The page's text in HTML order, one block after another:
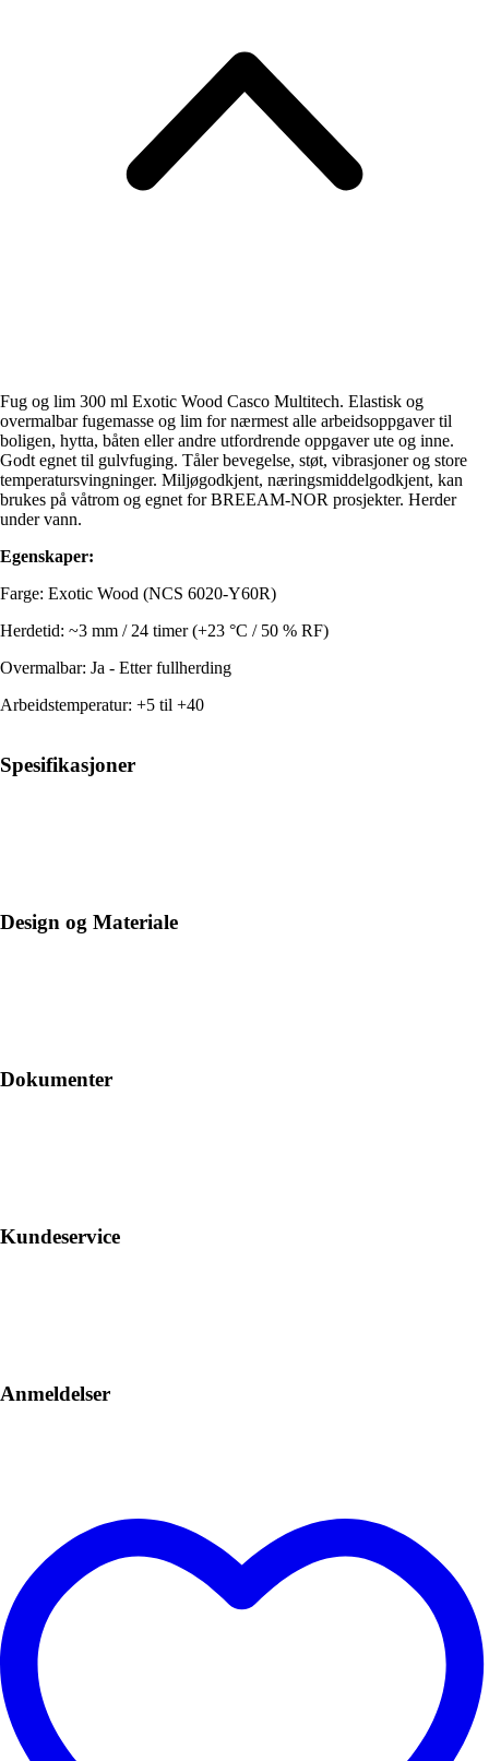
Fug og lim 300 ml Exotic Wood Casco Multitech. Elastisk og
overmalbar fugemasse og lim for nærmest alle arbeidsoppgaver til
boligen, hytta, båten eller andre utfordrende oppgaver ute og inne.
Godt egnet til gulvfuging. Tåler bevegelse, støt, vibrasjoner og store
temperatursvingninger. Miljøgodkjent, næringsmiddelgodkjent, kan
brukes på våtrom og egnet for BREEAM-NOR prosjekter. Herder
under vann.
Egenskaper:
Farge: Exotic Wood (NCS 6020-Y60R)
Herdetid: ~3 mm / 24 timer (+23 °C / 50 % RF)
Overmalbar: Ja - Etter fullherding
Arbeidstemperatur: +5 til +40
Spesifikasjoner
Design og Materiale
Dokumenter
Kundeservice
Anmeldelser